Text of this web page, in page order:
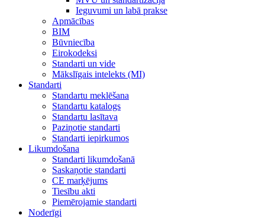
Ieguvumi un labā prakse
Apmācības
BIM
Būvniecība
Eirokodeksi
Standarti un vide
Mākslīgais intelekts (MI)
Standarti
Standartu meklēšana
Standartu katalogs
Standartu lasītava
Paziņotie standarti
Standarti iepirkumos
Likumdošana
Standarti likumdošanā
Saskaņotie standarti
CE marķējums
Tiesību akti
Piemērojamie standarti
Noderīgi